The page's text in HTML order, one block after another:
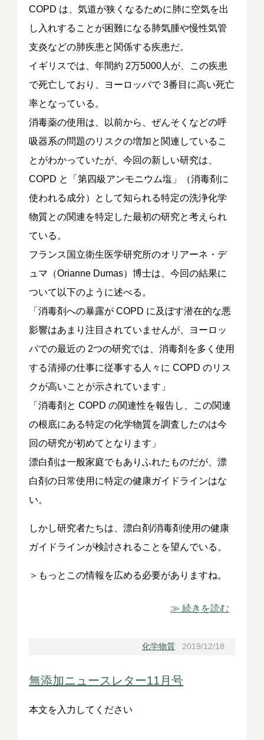
COPD は、気道が狭くなるために肺に空気を出
し入れすることが困難になる肺気腫や慢性気管
支炎などの肺疾患と関係する疾患だ。
イギリスでは、年間約 2万5000人が、この疾患
で死亡しており、ヨーロッパで 3番目に高い死亡
率となっている。
消毒薬の使用は、以前から、ぜんそくなどの呼
吸器系の問題のリスクの増加と関連しているこ
とがわかっていたが、今回の新しい研究は、
COPD と「第四級アンモニウム塩」（消毒剤に
使われる成分）として知られる特定の洗浄化学
物質との関連を特定した最初の研究と考えられ
ている。
フランス国立衛生医学研究所のオリアーネ・デ
ュマ（Orianne Dumas）博士は、今回の結果に
ついて以下のように述べる。
「消毒剤への暴露が COPD に及ぼす潜在的な悪
影響はあまり注目されていませんが、ヨーロッ
パでの最近の 2つの研究では、消毒剤を多く使用
する清掃の仕事に従事する人々に COPD のリス
クが高いことが示されています」
「消毒剤と COPD の関連性を報告し、この関連
の根底にある特定の化学物質を調査したのは今
回の研究が初めてとなります」
漂白剤は一般家庭でもありふれたものだが、漂
白剤の日常使用に特定の健康ガイドラインはな
い。
しかし研究者たちは、漂白剤/消毒剤使用の健康
ガイドラインが検討されることを望んでいる。
＞もっとこの情報を広める必要がありますね。
≫ 続きを読む
化学物質2019/12/18
無添加ニュースレター11月号
本文を入力してください